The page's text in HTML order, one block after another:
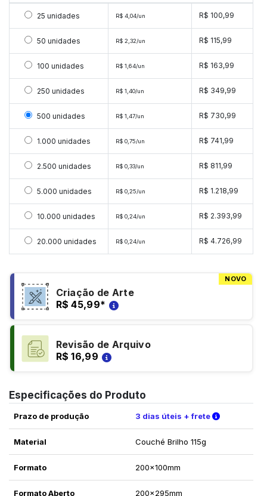
Selecionar 25 unidades
25 unidades R$ 4,04/un R$ 100,99
Selecionar 50 unidades
50 unidades R$ 2,32/un R$ 115,99
Selecionar 100 unidades
100 unidades R$ 1,64/un R$ 163,99
Selecionar 250 unidades
250 unidades R$ 1,40/un R$ 349,99
Selecionar 500 unidades
500 unidades R$ 1,47/un R$ 730,99
Selecionar 1000 unidades
1.000 unidades R$ 0,75/un R$ 741,99
Selecionar 2500 unidades
2.500 unidades R$ 0,33/un R$ 811,99
Selecionar 5000 unidades
5.000 unidades R$ 0,25/un R$ 1.218,99
Selecionar 10000 unidades
10.000 unidades R$ 0,24/un R$ 2.393,99
Selecionar 20000 unidades
20.000 unidades R$ 0,24/un R$ 4.726,99
NOVO
Criação de Arte
R$ 45,99*
Revisão de Arquivo
R$ 16,99
Especificações do Produto
Prazo de produção 3 dias úteis + frete Verifique
Material Couché Brilho 115g
Formato 200x100mm
Formato Aberto 200x295mm